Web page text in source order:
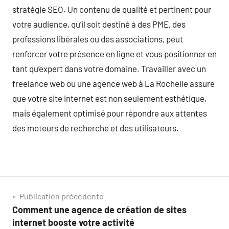
stratégie SEO. Un contenu de qualité et pertinent pour
votre audience, qu’il soit destiné à des PME, des
professions libérales ou des associations, peut
renforcer votre présence en ligne et vous positionner en
tant qu’expert dans votre domaine. Travailler avec un
freelance web ou une agence web à La Rochelle assure
que votre site internet est non seulement esthétique,
mais également optimisé pour répondre aux attentes
des moteurs de recherche et des utilisateurs.
Navigation
de
Publication précédente
Comment une agence de création de sites
internet booste votre activité